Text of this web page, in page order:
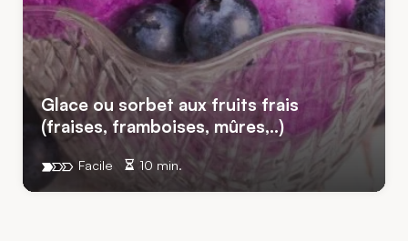
Glace ou sorbet aux fruits frais
(fraises, framboises, mûres,..)
10 min.
Facile